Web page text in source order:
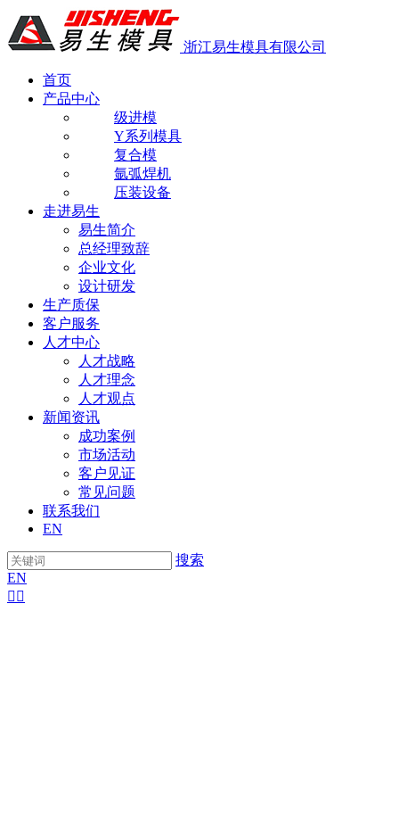
浙江易生模具有限公司
首页
产品中心
级进模
Y系列模具
复合模
氩弧焊机
压装设备
走进易生
易生简介
总经理致辞
企业文化
设计研发
生产质保
客户服务
人才中心
人才战略
人才理念
人才观点
新闻资讯
成功案例
市场活动
客户见证
常见问题
联系我们
EN
搜索
EN
 